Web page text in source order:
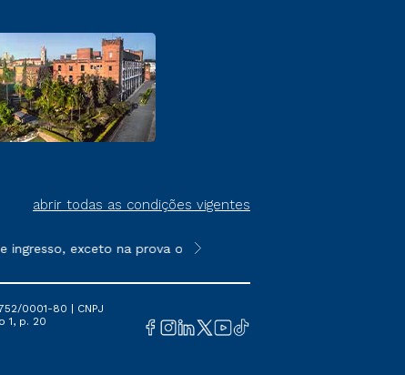
abrir todas as condições vigentes
exceto na prova on-line ou agendada, que
**Semipresencial é um formato do
0001-80 | CNPJ
1, p. 20